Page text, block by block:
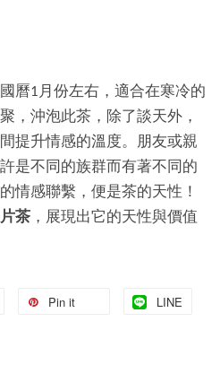
曆1月份左右，適合在寒冷的
，沖泡此茶，除了談天外，
提升情感的溫度。朋友或親
是不同的族群而有著不同的
情感聯繫，便是茶的天性！
茶 ，展現出它的天性與價值
Pin it LINE